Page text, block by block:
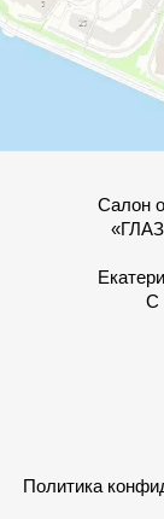
Салон
С
Политика